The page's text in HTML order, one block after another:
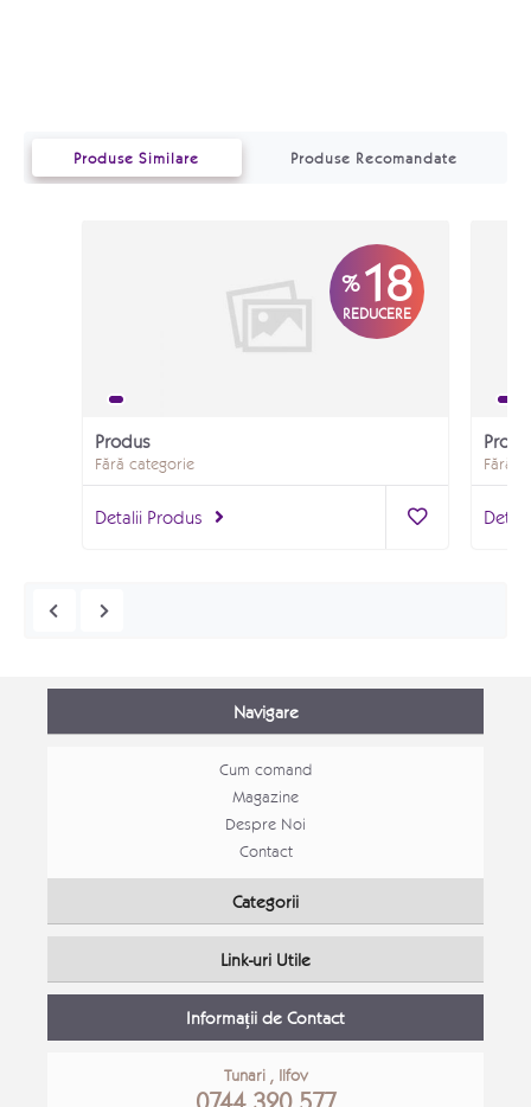
Produse Similare Produse Recomandate
%18
REDUCERE
Produs
Fără categorie
Detalii Produs
Fără
Mobila bucatarie moderna
Navigare
Cum comand
Magazine
Despre Noi
Contact
Categorii
Link-uri Utile
Informații de Contact
Tunari , Ilfov
0744 320 577